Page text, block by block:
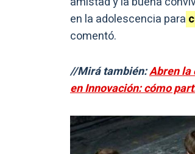
en la adolescencia para
comentó.
//Mirá también:Abren la
en Innovación: cómo